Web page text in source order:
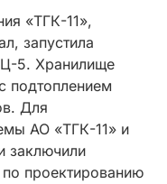
«ТГК-11»,
запустила
5. Хранилище
подтоплением
Для
АО «ТГК-11» и
заключили
проектированию